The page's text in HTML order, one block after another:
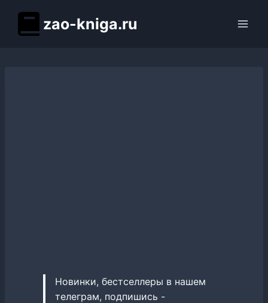
содержимому
zao-kniga.ru
Новинки, бестселлеры в нашем
телеграм, подпишись -